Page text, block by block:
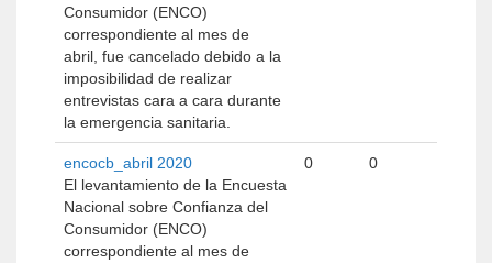
Consumidor (ENCO)
correspondiente al mes de
abril, fue cancelado debido a la
imposibilidad de realizar
entrevistas cara a cara durante
la emergencia sanitaria.
encocb_abril 2020
El levantamiento de la Encuesta
Nacional sobre Confianza del
Consumidor (ENCO)
correspondiente al mes de
0 0